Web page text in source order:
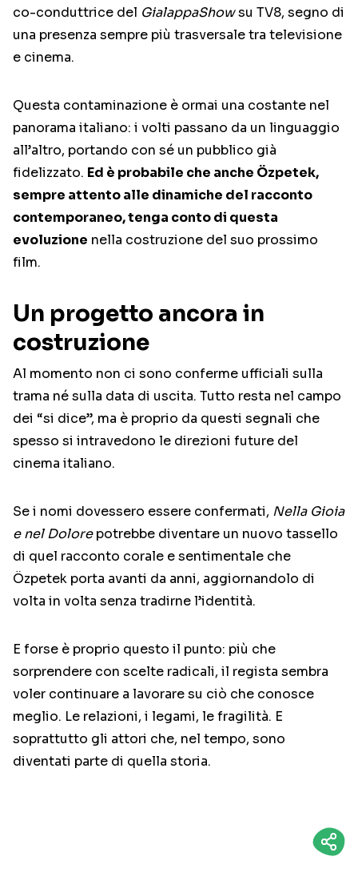
co-conduttrice del GialappaShowsu TV8, segno di
una presenza sempre più trasversale tra televisione
e cinema.
Questa contaminazione è ormai una costante nel
panorama italiano: i volti passano da un linguaggio
all’altro, portando con sé un pubblico già
fidelizzato. Ed è probabile che anche Özpetek,
sempre attento alle dinamiche del racconto
contemporaneo, tenga conto di questa
evoluzione nella costruzione del suo prossimo
film.
Un progetto ancora in
costruzione
Al momento non ci sono conferme ufficiali sulla
trama né sulla data di uscita. Tutto resta nel campo
dei “si dice”, ma è proprio da questi segnali che
spesso si intravedono le direzioni future del
cinema italiano.
Se i nomi dovessero essere confermati, Nella Gioia
e nel Dolorepotrebbe diventare un nuovo tassello
di quel racconto corale e sentimentale che
Özpetek porta avanti da anni, aggiornandolo di
volta in volta senza tradirne l’identità.
E forse è proprio questo il punto: più che
sorprendere con scelte radicali, il regista sembra
voler continuare a lavorare su ciò che conosce
meglio. Le relazioni, i legami, le fragilità. E
soprattutto gli attori che, nel tempo, sono
diventati parte di quella storia.